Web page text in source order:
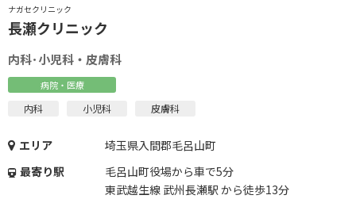
ナガセクリニック
長瀬クリニック
内科･小児科・皮膚科
病院・医療
内科 小児科 皮膚科
エリア
埼玉県入間郡毛呂山町
最寄り駅
毛呂山町役場から車で5分
東武越生線 武州長瀬駅 から徒歩13分